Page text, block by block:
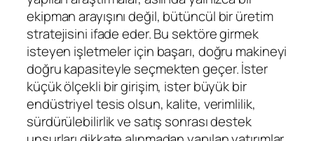
ekipman arayışını değil, bütüncül bir üretim
stratejisini ifade eder. Bu sektöre girmek
isteyen işletmeler için başarı, doğru makineyi
doğru kapasiteyle seçmekten geçer. İster
küçük ölçekli bir girişim, ister büyük bir
endüstriyel tesis olsun, kalite, verimlilik,
sürdürülebilirlik ve satış sonrası destek